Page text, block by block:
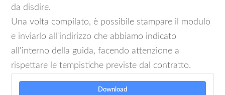
da disdire.
Una volta compilato, è possibile stampare il modulo
e inviarlo all'indirizzo che abbiamo indicato
all'interno della guida, facendo attenzione a
rispettare le tempistiche previste dal contratto.
Download